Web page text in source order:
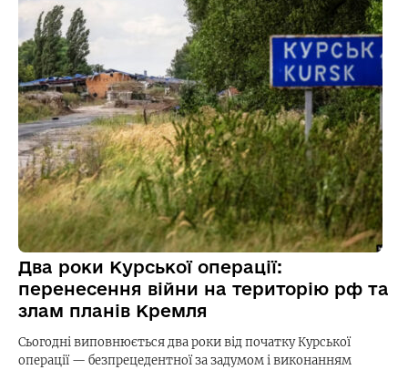
Два роки Курської операції:
перенесення війни на територію рф та
злам планів Кремля
Сьогодні виповнюється два роки від початку Курської
операції — безпрецедентної за задумом і виконанням